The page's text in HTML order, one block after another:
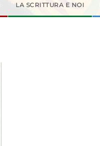
LA SCRITTURA E NOI